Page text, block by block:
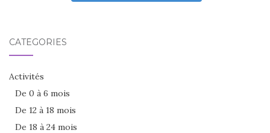
CATÉGORIES
Activités
De 0 à 6 mois
De 12 à 18 mois
De 18 à 24 mois